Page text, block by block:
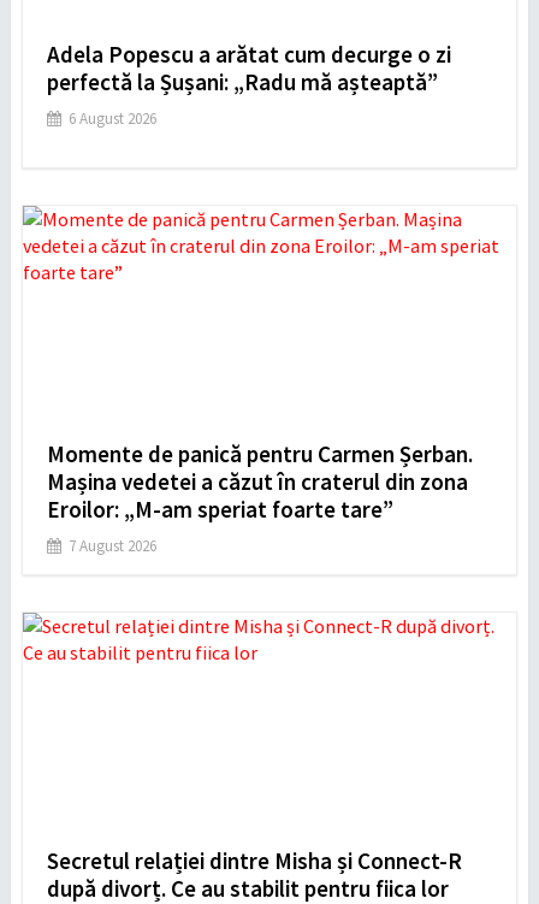
Adela Popescu a arătat cum decurge o zi
perfectă la Șușani: „Radu mă așteaptă”
6 August 2026
Momente de panică pentru Carmen Șerban.
Mașina vedetei a căzut în craterul din zona
Eroilor: „M-am speriat foarte tare”
7 August 2026
Secretul relației dintre Misha și Connect-R
după divorț. Ce au stabilit pentru fiica lor